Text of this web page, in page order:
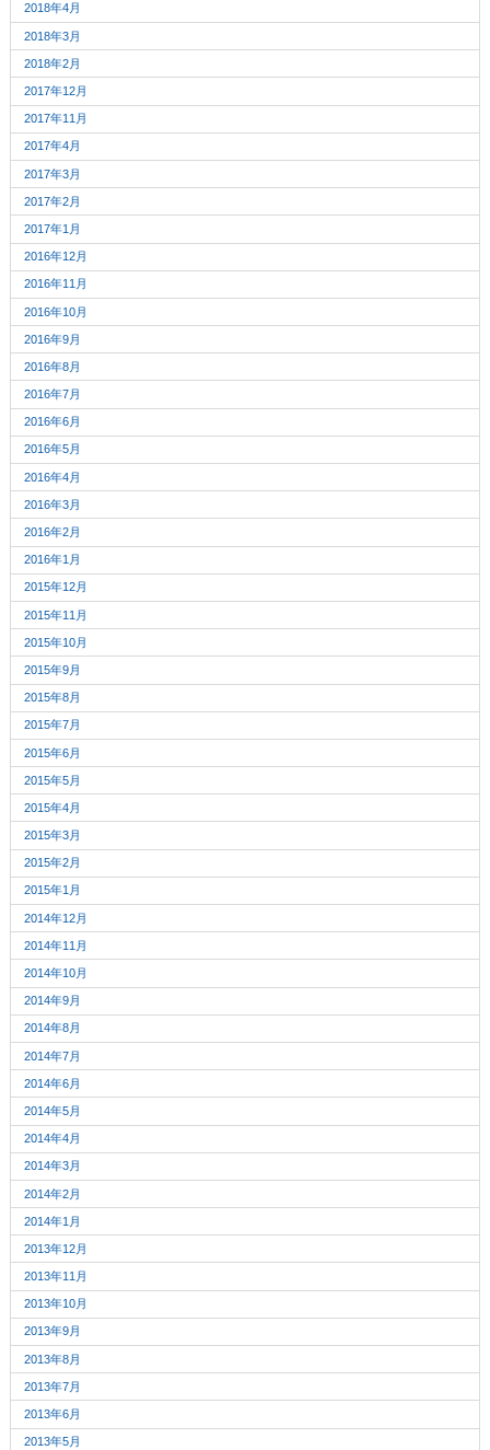
2018年4月
2018年3月
2018年2月
2017年12月
2017年11月
2017年4月
2017年3月
2017年2月
2017年1月
2016年12月
2016年11月
2016年10月
2016年9月
2016年8月
2016年7月
2016年6月
2016年5月
2016年4月
2016年3月
2016年2月
2016年1月
2015年12月
2015年11月
2015年10月
2015年9月
2015年8月
2015年7月
2015年6月
2015年5月
2015年4月
2015年3月
2015年2月
2015年1月
2014年12月
2014年11月
2014年10月
2014年9月
2014年8月
2014年7月
2014年6月
2014年5月
2014年4月
2014年3月
2014年2月
2014年1月
2013年12月
2013年11月
2013年10月
2013年9月
2013年8月
2013年7月
2013年6月
2013年5月